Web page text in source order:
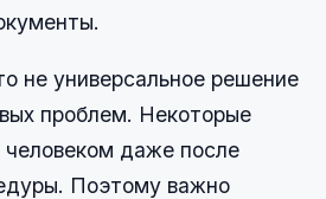
не универсальное решение
проблем. Некоторые
даже после
Поэтому важно